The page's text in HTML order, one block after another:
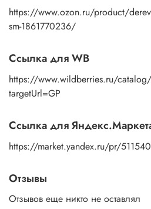
https://www.ozon.ru/product/
sm-1861770236/
Ссылка для WB
https://www.wildberries.ru/
targetUrl=GP
Ссылка для
https://market.yandex.ru/pr/
Отзывы
Отзывов еще никто не оставлял